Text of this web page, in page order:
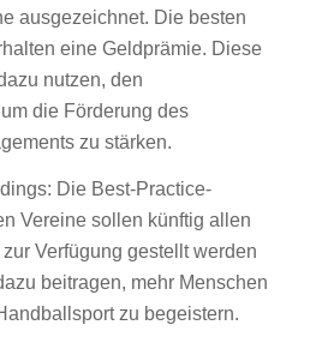
ausgezeichnet. Die besten
eine Geldprämie. Diese
nutzen, den
die Förderung des
zu stärken.
Die Best-Practice-
Vereine sollen künftig allen
Verfügung gestellt werden
beitragen, mehr Menschen
zu begeistern.